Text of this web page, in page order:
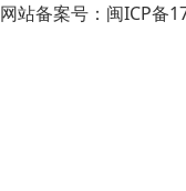
网站备案号：闽ICP备